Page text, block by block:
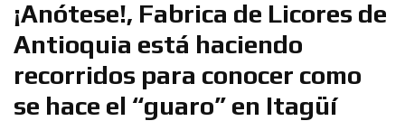
¡Anótese!, Fabrica de Licores de
Antioquia está haciendo
recorridos para conocer como
se hace el “guaro” en Itagüí